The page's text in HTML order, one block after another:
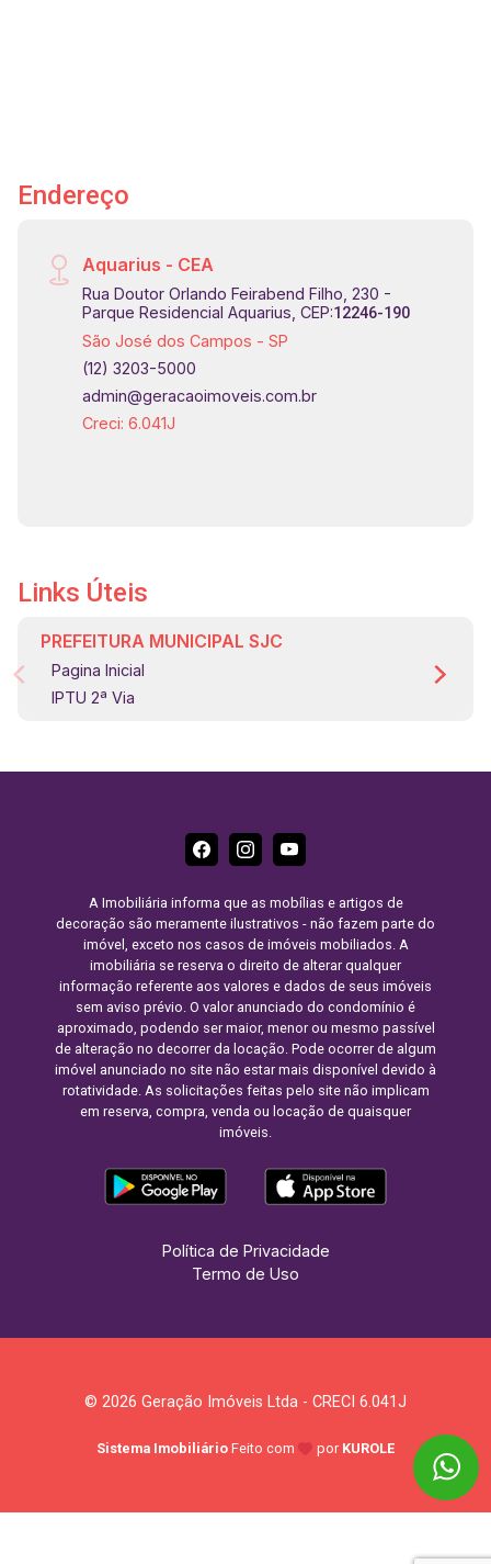
valor do imóvel. Agende sua visita!!!
#imobiliária #sobradoparavenda
#condomíniojaguary #sobradoparalocação
Endereço
Aquarius - CEA
Rua Doutor Orlando Feirabend Filho, 230 -
Parque Residencial Aquarius, CEP:12246-190
São José dos Campos - SP
(12) 3203-5000
admin@geracaoimoveis.com.br
Creci: 6.041J
Links Úteis
PREFEITURA MUNICIPAL SJC
Pagina Inicial
IPTU 2ª Via
A Imobiliária informa que as mobílias e artigos de
decoração são meramente ilustrativos - não fazem parte do
imóvel, exceto nos casos de imóveis mobiliados. A
imobiliária se reserva o direito de alterar qualquer
informação referente aos valores e dados de seus imóveis
sem aviso prévio. O valor anunciado do condomínio é
aproximado, podendo ser maior, menor ou mesmo passível
de alteração no decorrer da locação. Pode ocorrer de algum
imóvel anunciado no site não estar mais disponível devido à
rotatividade. As solicitações feitas pelo site não implicam
em reserva, compra, venda ou locação de quaisquer
imóveis.
Política de Privacidade
Termo de Uso
© 2026 Geração Imóveis Ltda - CRECI 6.041J
Sistema Imobiliário Feito com por KUROLE